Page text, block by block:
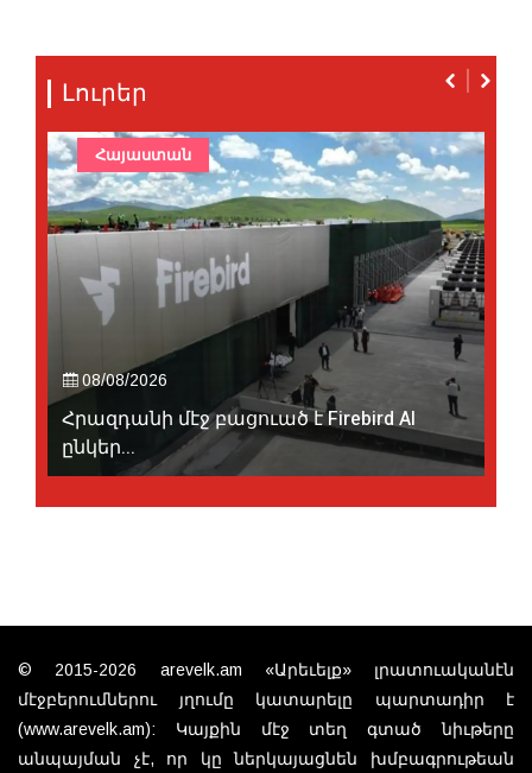
Լուրեր
08/08/2026
Հրազդանի մէջ բացուած է Firebird AI
ընկեր...
Հայաստան
© 2015-2026 arevelk.am «Արեւելք» լրատուականէն
մէջբերումներու յղումը կատարելը պարտադիր է
(www.arevelk.am): Կայքին մէջ տեղ գտած նիւթերը
անպայման չէ, որ կը ներկայացնեն խմբագրութեան